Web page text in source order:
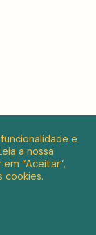
e
a nossa
“Aceitar”,
cookies.